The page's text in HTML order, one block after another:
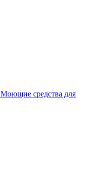
Моющие средства для